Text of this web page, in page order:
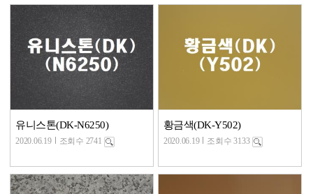
유니스톤(DK-N6250)
2020.06.19 조회수 2741
황금색(DK-Y502)
2020.06.19 조회수 3133